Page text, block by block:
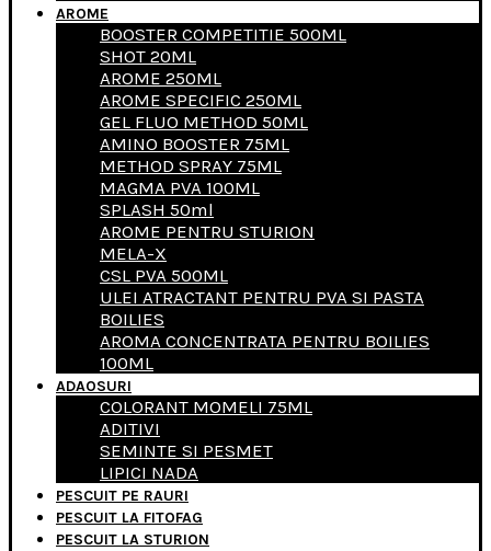
AROME
BOOSTER COMPETITIE 500ML
SHOT 20ML
AROME 250ML
AROME SPECIFIC 250ML
GEL FLUO METHOD 50ML
AMINO BOOSTER 75ML
METHOD SPRAY 75ML
MAGMA PVA 100ML
SPLASH 50ml
AROME PENTRU STURION
MELA-X
CSL PVA 500ML
ULEI ATRACTANT PENTRU PVA SI PASTA
BOILIES
AROMA CONCENTRATA PENTRU BOILIES
100ML
ADAOSURI
COLORANT MOMELI 75ML
ADITIVI
SEMINTE SI PESMET
LIPICI NADA
PESCUIT PE RAURI
PESCUIT LA FITOFAG
PESCUIT LA STURION